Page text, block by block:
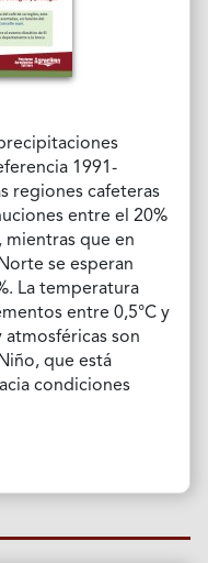
1991-
regiones cafeteras
entre el 20%
mientras que en
se esperan
La temperatura
entre 0,5°C y
atmosféricas son
que está
condiciones